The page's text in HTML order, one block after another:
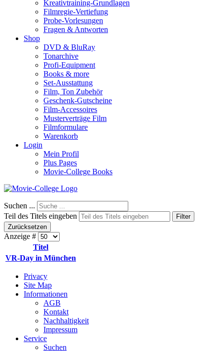
Kreativtraining-Grundlagen
Filmregie-Vertiefung
Probe-Vorlesungen
Fragen & Antworten
Shop
DVD & BluRay
Tonarchive
Profi-Equipment
Books & more
Set-Ausstattung
Film, Ton Zubehör
Geschenk-Gutscheine
Film-Accessoires
Musterverträge Film
Filmformulare
Warenkorb
Login
Mein Profil
Plus Pages
Movie-College Books
Suchen ...
Teil des Titels eingeben
Filter
Zurücksetzen
Anzeige #
Titel
VR-Day in München
Privacy
Site Map
Informationen
AGB
Kontakt
Nachhaltigkeit
Impressum
Service
Suchen